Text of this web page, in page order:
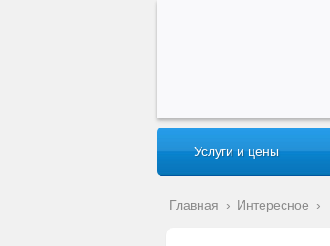
Услуги и цены
Главная › Интересное ›